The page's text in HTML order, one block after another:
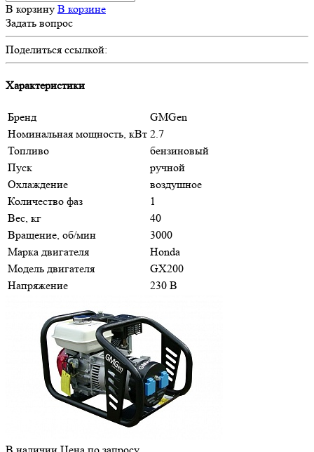
В корзину В корзине
Задать вопрос
Поделиться ссылкой:
Характеристики
Бренд
GMGen
Номинальная мощность, кВт 2.7
Топливо
бензиновый
Пуск
ручной
Охлаждение
воздушное
Количество фаз
1
Вес, кг
40
Вращение, об/мин
3000
Марка двигателя
Honda
Модель двигателя
GX200
Напряжение
230 В
В наличии Цена по запросу